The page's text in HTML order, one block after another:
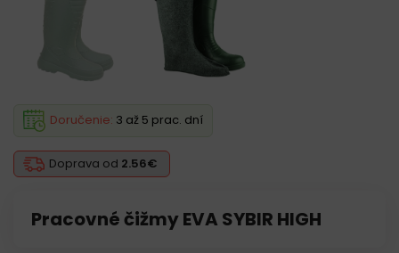
Pracovné čižmy EVA SYBIR HIGH
Doprava od 2.56€
Doručenie: 3 až 5 prac. dní